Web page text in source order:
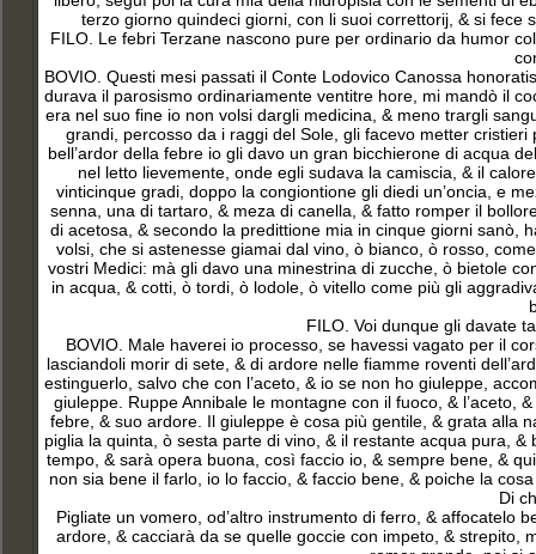
terzo giorno quindeci giorni, con li suoi correttorij, & si
FILO. Le febri Terzane nascono pure per ordinario da humor
BOVIO. Questi mesi passati il Conte Lodovico Canossa
durava il parosismo ordinariamente ventitre hore, mi mandò il
era nel suo fine io non volsi dargli medicina, & meno trargli
grandi, percosso da i raggi del Sole, gli facevo metter
bell’ardor della febre io gli davo un gran bicchierone di acqua
nel letto lievemente, onde egli sudava la camiscia, & il
vinticinque gradi, doppo la congiontione gli diedi un’oncia, e
senna, una di tartaro, & meza di canella, & fatto romper il
di acetosa, & secondo la predittione mia in cinque giorni sanò,
volsi, che si astenesse giamai dal vino, ò bianco, ò rosso,
vostri Medici: mà gli davo una minestrina di zucche, ò bietole
in acqua, & cotti, ò tordi, ò lodole, ò vitello come più gli
FILO. Voi dunque gli davate
BOVIO. Male haverei io processo, se havessi vagato per il
lasciandoli morir di sete, & di ardore nelle fiamme roventi
estinguerlo, salvo che con l’aceto, & io se non ho giuleppe,
giuleppe. Ruppe Annibale le montagne con il fuoco, & l’aceto,
febre, & suo ardore. Il giuleppe è cosa più gentile, & grata alla
piglia la quinta, ò sesta parte di vino, & il restante acqua pura,
tempo, & sarà opera buona, così faccio io, & sempre bene, &
non sia bene il farlo, io lo faccio, & faccio bene, & poiche la
Di
Pigliate un vomero, od’altro instrumento di ferro, & affocatelo
ardore, & cacciarà da se quelle goccie con impeto, & strepito,